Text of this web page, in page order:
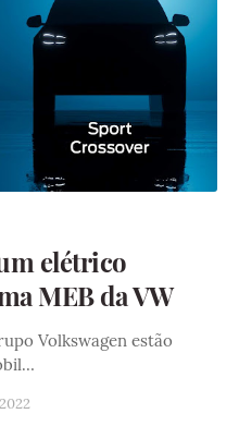
elétrico
MEB da VW
Volkswagen estão